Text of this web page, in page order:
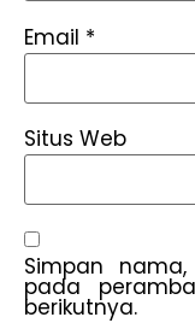
Email *
Situs Web
Simpan
pada
berikutnya.